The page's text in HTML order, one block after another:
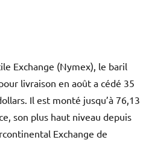
Exchange (Nymex), le baril
livraison en août a cédé 35
Il est monté jusqu’à 76,13
son plus haut niveau depuis
Exchange de